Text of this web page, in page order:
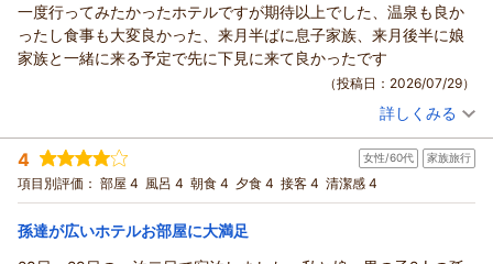
一度行ってみたかったホテルですが期待以上でした、温泉も良か
ったし食事も大変良かった、来月半ばに息子家族、来月後半に娘
家族と一緒に来る予定で先に下見に来て良かったです
（投稿日：2026/07/29）
投稿者： たっつんさん(男性/60代)
宿泊プラン： ★期間限定★＜ビュッフェ＞室数限定☆白浜で季節のアフタヌ
ーンティーを満喫する優雅なひととき♪
ツイン 朝・夕
宿泊価格帯： 20,001～21,000円(大人一人あたり/税込)
詳しくみる
4 女性/60代 家族旅行
項目別評価： 部屋 4 風呂 4 朝食 4 夕食 4 接客 4 清潔感 4
孫達が広いホテルお部屋に大満足